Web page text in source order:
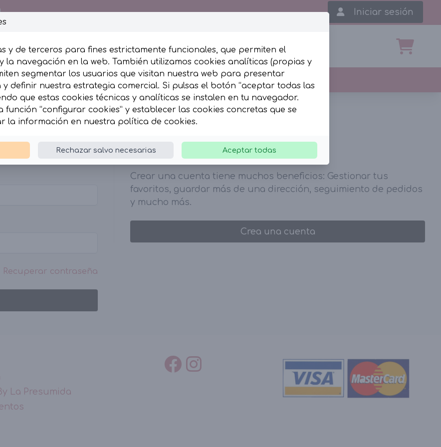
Iniciar sesión
Complementos
Recuperar contraseña
¿No estás registrado aún?
Crear una cuenta tiene muchos beneficios: Gestionar tus
favoritos, guardar más de una dirección, seguimiento de pedidos
y mucho más.
Crea una cuenta
La Presumida
y de terceros para fines estrictamente funcionales, que permiten el
la navegación en la web. También utilizamos cookies analíticas (propias y
segmentar los usuarios que visitan nuestra web para presentar
definir nuestra estrategia comercial. Si pulsas el botón “aceptar todas las
que estas cookies técnicas y analíticas se instalen en tu navegador.
función “configurar cookies” y establecer las cookies concretas que se
la información en nuestra política de cookies.
Rechazar salvo necesarias Aceptar todas